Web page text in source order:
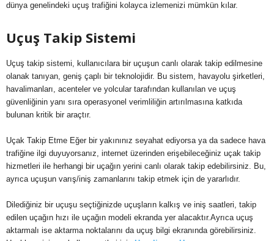
dünya genelindeki uçuş trafiğini kolayca izlemenizi mümkün kılar.
Uçuş Takip Sistemi
Uçuş takip sistemi, kullanıcılara bir uçuşun canlı olarak takip edilmesine
olanak tanıyan, geniş çaplı bir teknolojidir. Bu sistem, havayolu şirketleri,
havalimanları, acenteler ve yolcular tarafından kullanılan ve uçuş
güvenliğinin yanı sıra operasyonel verimliliğin artırılmasına katkıda
bulunan kritik bir araçtır.
Uçak Takip Etme Eğer bir yakınınız seyahat ediyorsa ya da sadece hava
trafiğine ilgi duyuyorsanız, internet üzerinden erişebileceğiniz uçak takip
hizmetleri ile herhangi bir uçağın yerini canlı olarak takip edebilirsiniz. Bu,
ayrıca uçuşun varış/iniş zamanlarını takip etmek için de yararlıdır.
Dilediğiniz bir uçuşu seçtiğinizde uçuşların kalkış ve iniş saatleri, takip
edilen uçağın hızı ile uçağın modeli ekranda yer alacaktır.Ayrıca uçuş
aktarmalı ise aktarma noktalarını da uçuş bilgi ekranında görebilirsiniz.